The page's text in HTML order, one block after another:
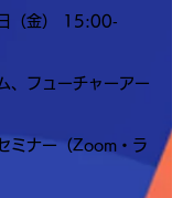
（金） 15:00‐
、フューチャーアー
ミナー（Zoom・ラ